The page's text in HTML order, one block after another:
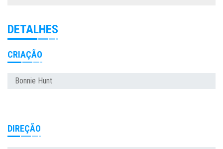
DETALHES
CRIAÇÃO
Bonnie Hunt
DIREÇÃO